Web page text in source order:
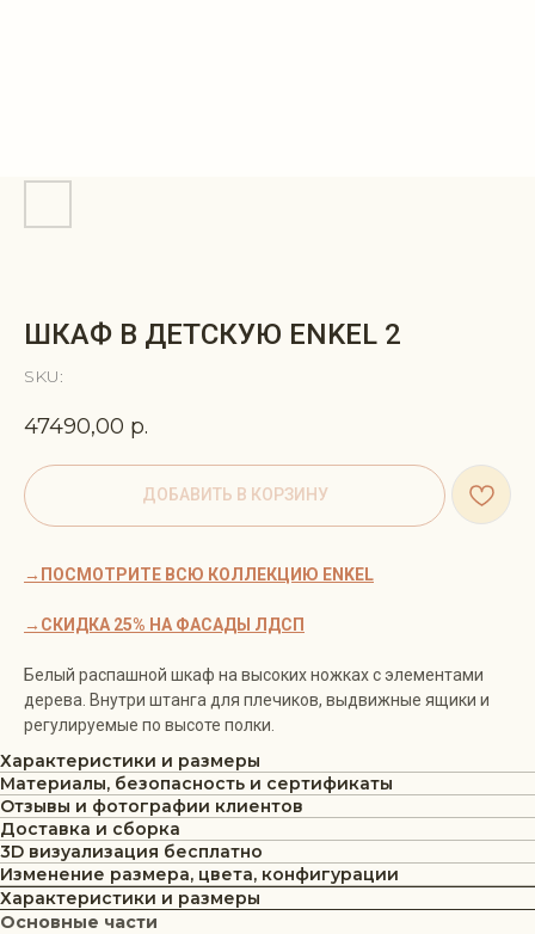
ШКАФ В ДЕТСКУЮ ENKEL 2
SKU:
47490,00 р.
ДОБАВИТЬ В КОРЗИНУ
→ПОСМОТРИТЕ ВСЮ КОЛЛЕКЦИЮ ENKEL
→СКИДКА 25% НА ФАСАДЫ ЛДСП
Белый распашной шкаф на высоких ножках с элементами
дерева. Внутри штанга для плечиков, выдвижные ящики и
регулируемые по высоте полки.
Характеристики и размеры
Материалы, безопасность и сертификаты
Отзывы и фотографии клиентов
Доставка и сборка
3D визуализация бесплатно
Изменение размера, цвета, конфигурации
Характеристики и размеры
Основные части